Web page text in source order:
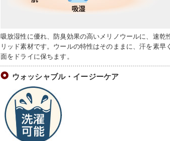
吸放湿性に優れ、防臭効果の高いメリノウールに、速
リッド素材です。ウールの特性はそのままに、汗を素
面をドライに保ちます。
ウォッシャブル・イージーケア